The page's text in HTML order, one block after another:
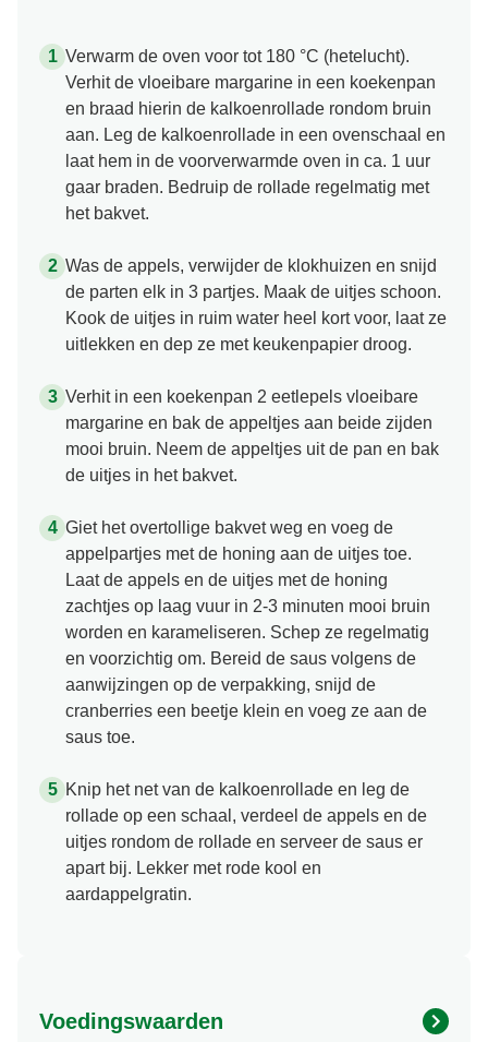
Verwarm de oven voor tot 180 °C (hetelucht).
Verhit de vloeibare margarine in een koekenpan
en braad hierin de kalkoenrollade rondom bruin
aan. Leg de kalkoenrollade in een ovenschaal en
laat hem in de voorverwarmde oven in ca. 1 uur
gaar braden. Bedruip de rollade regelmatig met
het bakvet.
Was de appels, verwijder de klokhuizen en snijd
de parten elk in 3 partjes. Maak de uitjes schoon.
Kook de uitjes in ruim water heel kort voor, laat ze
uitlekken en dep ze met keukenpapier droog.
Verhit in een koekenpan 2 eetlepels vloeibare
margarine en bak de appeltjes aan beide zijden
mooi bruin. Neem de appeltjes uit de pan en bak
de uitjes in het bakvet.
Giet het overtollige bakvet weg en voeg de
appelpartjes met de honing aan de uitjes toe.
Laat de appels en de uitjes met de honing
zachtjes op laag vuur in 2-3 minuten mooi bruin
worden en karameliseren. Schep ze regelmatig
en voorzichtig om. Bereid de saus volgens de
aanwijzingen op de verpakking, snijd de
cranberries een beetje klein en voeg ze aan de
saus toe.
Knip het net van de kalkoenrollade en leg de
rollade op een schaal, verdeel de appels en de
uitjes rondom de rollade en serveer de saus er
apart bij. Lekker met rode kool en
aardappelgratin.
Voedingswaarden